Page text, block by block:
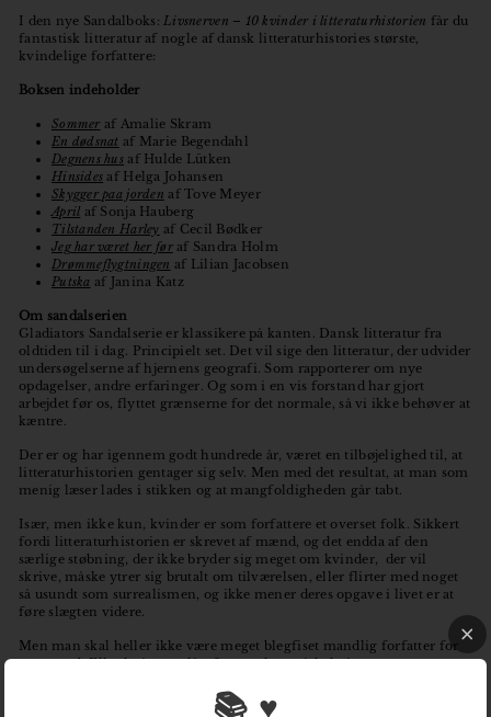
I den nye Sandalboks: Livsnerven – 10 kvinder i litteraturhistorien får du
fantastisk litteratur af nogle af dansk litteraturhistories største,
kvindelige forfattere:
Boksen indeholder
Sommer af Amalie Skram
En dødsnat af Marie Begendahl
Degnens hus af Hulde Lütken
Hinsides af Helga Johansen
Skygger paa jorden af Tove Meyer
April af Sonja Hauberg
Tilstanden Harley af Cecil Bødker
Jeg har været her før af Sandra Holm
Drømmeflygtningen af Lilian Jacobsen
Putska af Janina Katz
Om sandalserien
Gladiators Sandalserie er klassikere på kanten. Dansk litteratur fra
oldtiden til i dag. Principielt set. Det vil sige den litteratur, der udvider
undersøgelserne af hjernens geografi. Som rapporterer om nye
opdagelser, andre erfaringer. Og som i en vis forstand har gjort
arbejdet før os, flyttet grænserne for det normale, så vi ikke behøver at
kæntre.
Der er og har igennem godt hundrede år, været en tilbøjelighed til, at
litteraturhistorien gentager sig selv. Men med det resultat, at man som
menig læser lades i stikken og at mangfoldigheden går tabt.
Især, men ikke kun, kvinder er som forfattere et overset folk. Sikkert
fordi litteraturhistorien er skrevet af mænd, og det endda af den
særlige støbning, der ikke bryder sig meget om kvinder, der vil
skrive, måske ytrer sig brutalt om tilværelsen, eller flirter med noget
så usundt som surrealismen, og ikke mener deres opgave i livet er at
føre slægten videre.
Men man skal heller ikke være meget blegfiset mandlig forfatter for
at ryge ud. Eller hvis man ligefrem er hysterisk, hvis man er
📚 ♥